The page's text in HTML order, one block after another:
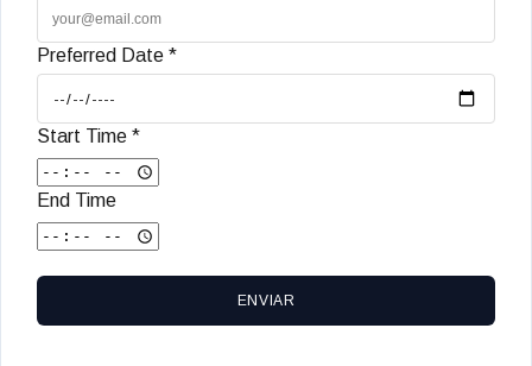
Preferred Date *
Start Time *
End Time
ENVIAR